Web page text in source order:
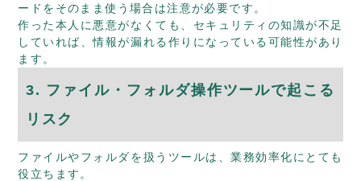
ードをそのまま使う場合は注意が必要です。
作った本人に悪意がなくても、セキュリティの知識が不足
していれば、情報が漏れる作りになっている可能性があり
ます。
3. ファイル・フォルダ操作ツールで起こる
リスク
ファイルやフォルダを扱うツールは、業務効率化にとても
役立ちます。